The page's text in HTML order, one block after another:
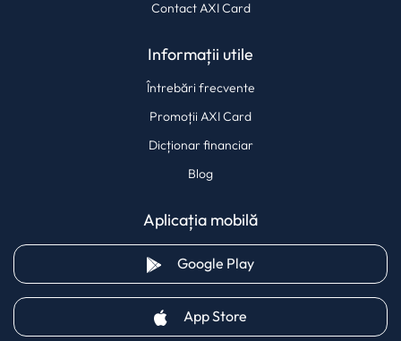
Contact AXI Card
Informații utile
Întrebări frecvente
Promoții AXI Card
Dicționar financiar
Blog
Aplicația mobilă
Google Play(opens in a new tab)
App Store